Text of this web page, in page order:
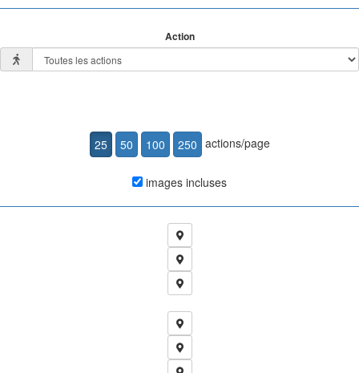
Action
actions/page
images incluses